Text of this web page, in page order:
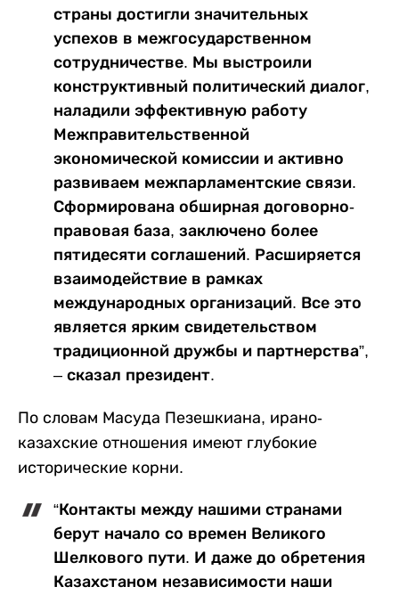
страны достигли значительных
успехов в межгосударственном
сотрудничестве. Мы выстроили
конструктивный политический диалог,
наладили эффективную работу
Межправительственной
экономической комиссии и активно
развиваем межпарламентские связи.
Сформирована обширная договорно-
правовая база, заключено более
пятидесяти соглашений. Расширяется
взаимодействие в рамках
международных организаций. Все это
является ярким свидетельством
традиционной дружбы и партнерства”,
– сказал президент.
По словам Масуда Пезешкиана, ирано-
казахские отношения имеют глубокие
исторические корни.
“Контакты между нашими странами
берут начало со времен Великого
Шелкового пути. И даже до обретения
Казахстаном независимости наши